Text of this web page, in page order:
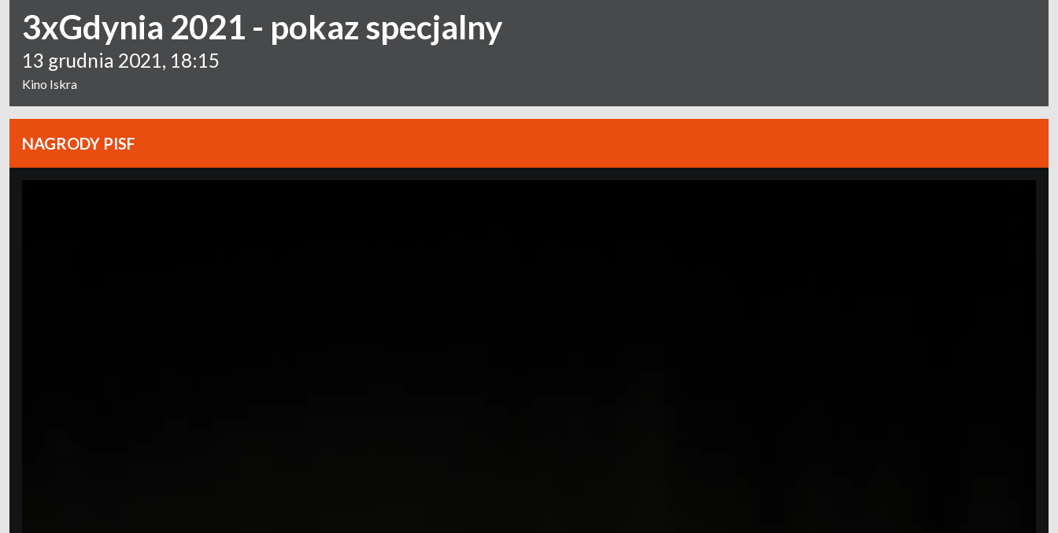
3xGdynia 2021 - pokaz specjalny
13 grudnia 2021, 18:15
Kino Iskra
NAGRODY PISF